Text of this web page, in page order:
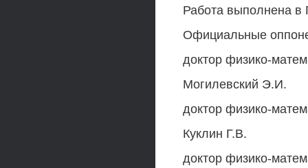
Работа выполнена в
Официальные
доктор физико-
Могилевский Э.И.
доктор физико-
Куклин Г.В.
доктор физико-